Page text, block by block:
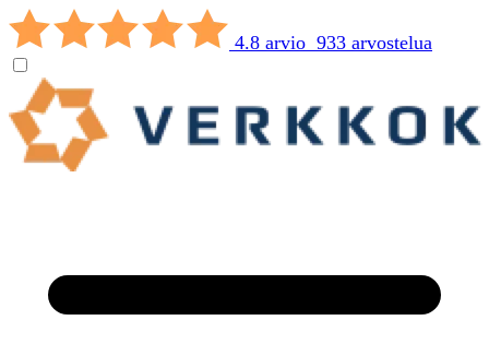
4.8 arvio 933 arvostelua